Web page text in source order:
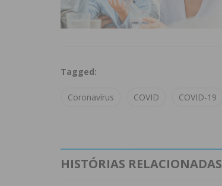
Tagged:
Coronavírus COVID COVID-19
HISTÓRIAS RELACIONADAS